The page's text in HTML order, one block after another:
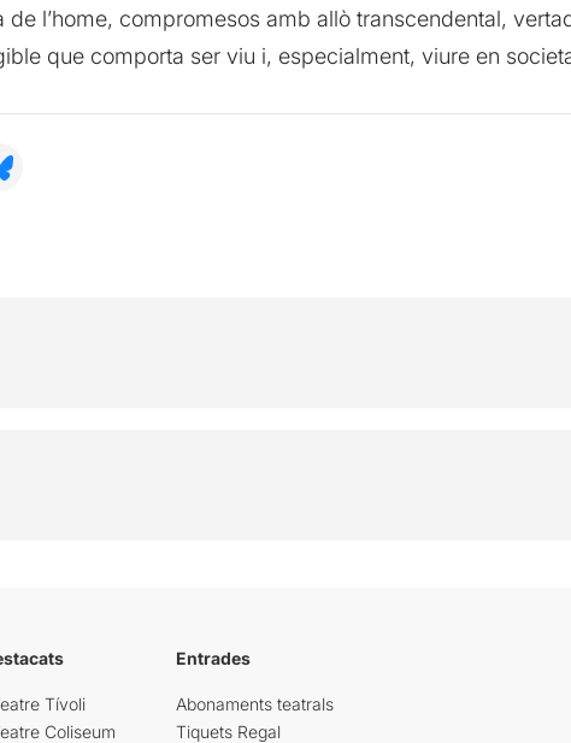
l’home, compromesos amb allò transcendental,
que comporta ser viu i, especialment, viure en
Tívoli
Coliseum
Entrades
Abonaments teatrals
Tiquets Regal